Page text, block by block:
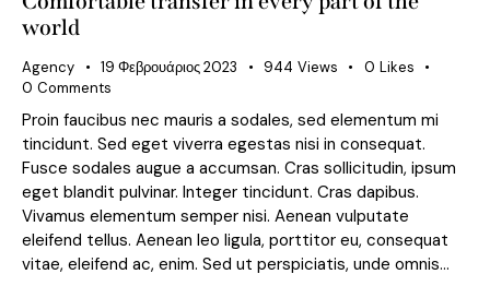
world
Agency 19 Φεβρουάριος 2023 944 Views 0 Likes
0 Comments
Proin faucibus nec mauris a sodales, sed elementum mi
tincidunt. Sed eget viverra egestas nisi in consequat.
Fusce sodales augue a accumsan. Cras sollicitudin, ipsum
eget blandit pulvinar. Integer tincidunt. Cras dapibus.
Vivamus elementum semper nisi. Aenean vulputate
eleifend tellus. Aenean leo ligula, porttitor eu, consequat
vitae, eleifend ac, enim. Sed ut perspiciatis, unde omnis…